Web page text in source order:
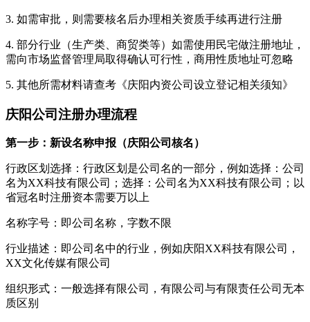
3. 如需审批，则需要核名后办理相关资质手续再进行注册
4. 部分行业（生产类、商贸类等）如需使用民宅做注册地址，
需向市场监督管理局取得确认可行性，商用性质地址可忽略
5. 其他所需材料请查考《庆阳内资公司设立登记相关须知》
庆阳公司注册办理流程
第一步：新设名称申报（庆阳公司核名）
行政区划选择：行政区划是公司名的一部分，例如选择：公司
名为XX科技有限公司；选择：公司名为XX科技有限公司；以
省冠名时注册资本需要万以上
名称字号：即公司名称，字数不限
行业描述：即公司名中的行业，例如庆阳XX科技有限公司，
XX文化传媒有限公司
组织形式：一般选择有限公司，有限公司与有限责任公司无本
质区别